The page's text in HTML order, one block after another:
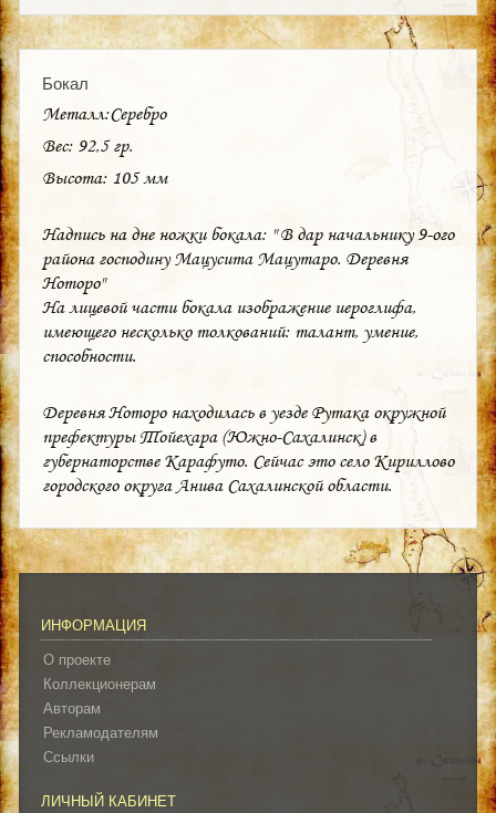
Бокал
Металл:Серебро
Вес: 92,5 гр.
Высота: 105 мм
Надпись на дне ножки бокала: " В дар начальнику 9-ого
района господину Мацусита Мацутаро. Деревня
Ноторо"
На лицевой части бокала изображение иероглифа,
имеющего несколько толкований: талант, умение,
способности.
Деревня Ноторо находилась в уезде Рутака окружной
префектуры Тойехара (Южно-Сахалинск) в
губернаторстве Карафуто. Сейчас это село Кириллово
городского округа Анива Сахалинской области.
ИНФОРМАЦИЯ
О проекте
Коллекционерам
Авторам
Рекламодателям
Ссылки
ЛИЧНЫЙ КАБИНЕТ